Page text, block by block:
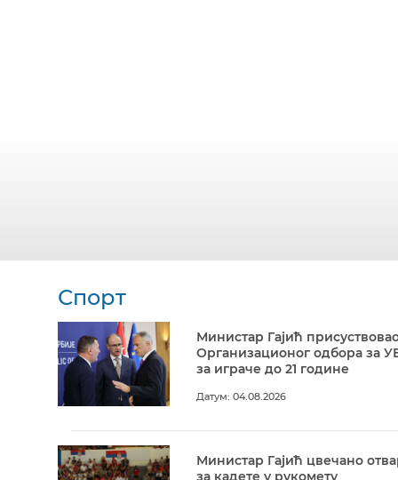
Спорт
Министар Гајић
Организационог одбора за
за играче до 21 године
Датум: 04.08.2026
Министар Гајић цвечано
за кадете у рукомету